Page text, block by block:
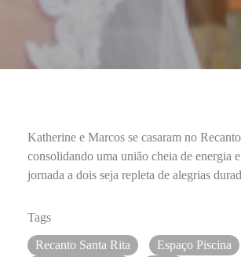
Katherine e Marcos se casaram no
consolidando uma união cheia de energia
jornada a dois seja repleta de alegrias
Tags
Recanto Santa Rita Espaço Piscina